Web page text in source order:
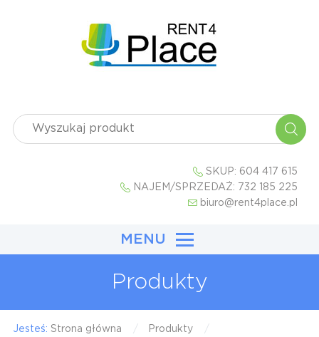
SKUP: 604 417 615
NAJEM/SPRZEDAŻ: 732 185 225
biuro@rent4place.pl
MENU
Produkty
Jesteś: Strona główna
Produkty